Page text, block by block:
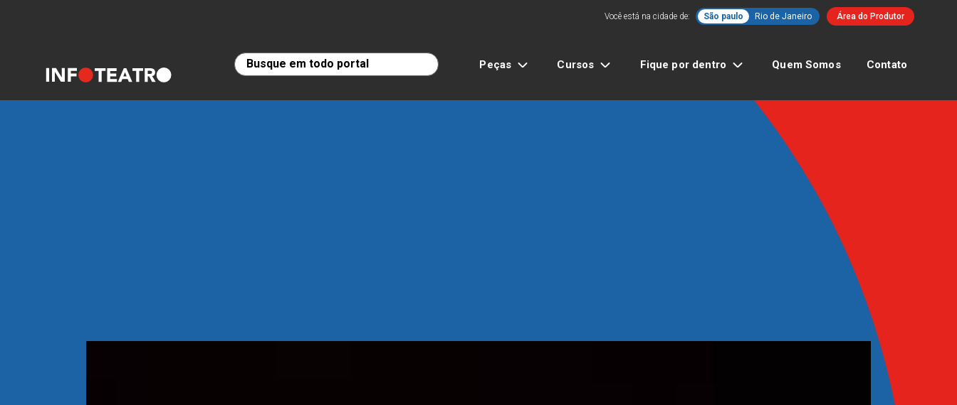
Você está na cidade de: São paulo Rio de Janeiro Área do Produtor
Peças Cursos Fique por dentro Quem Somos Contato